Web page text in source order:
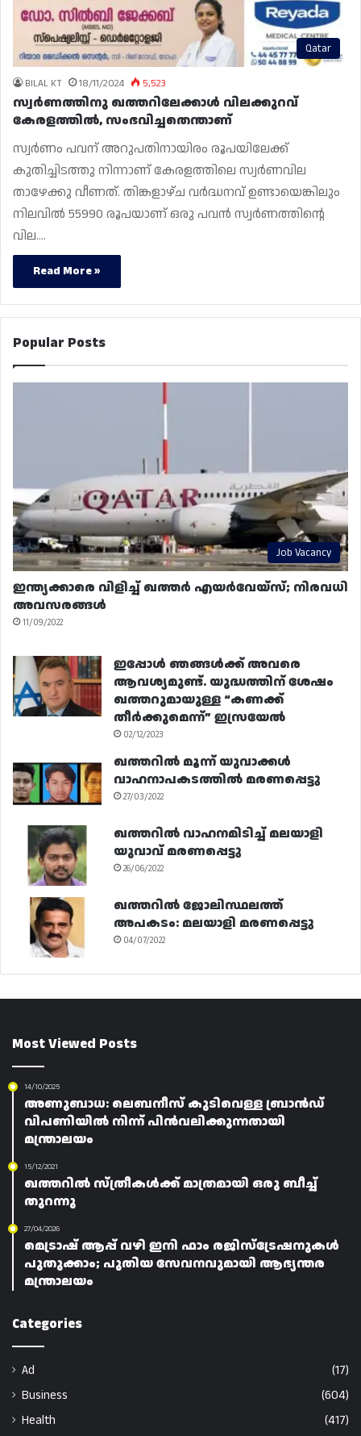
Qatar
BILAL KT 18/11/2024 5,523
സ്വർണത്തിനു ഖത്തറിലേക്കാൾ വിലക്കുറവ്
കേരളത്തിൽ, സംഭവിച്ചതെന്താണ്
സ്വർണം പവന് അറുപതിനായിരം രൂപയിലേക്ക്
കുതിച്ചിടത്തു നിന്നാണ് കേരളത്തിലെ സ്വർണവില
താഴേക്കു വീണത്. തിങ്കളാഴ്‌ച വർദ്ധനവ് ഉണ്ടായെങ്കിലും
നിലവിൽ 55990 രൂപയാണ് ഒരു പവൻ സ്വർണത്തിന്റെ
വില.…
Read More »
Popular Posts
Job Vacancy
ഇന്ത്യക്കാരെ വിളിച്ച് ഖത്തർ എയർവേയ്‌സ്; നിരവധി
അവസരങ്ങൾ
11/09/2022
ഇപ്പോൾ ഞങ്ങൾക്ക് അവരെ
ആവശ്യമുണ്ട്. യുദ്ധത്തിന് ശേഷം
ഖത്തറുമായുള്ള “കണക്ക്
തീർക്കുമെന്ന്” ഇസ്രയേൽ
02/12/2023
ഖത്തറിൽ മൂന്ന് യുവാക്കൾ
വാഹനാപകടത്തിൽ മരണപ്പെട്ടു
27/03/2022
ഖത്തറിൽ വാഹനമിടിച്ച് മലയാളി
യുവാവ് മരണപ്പെട്ടു
26/06/2022
ഖത്തറിൽ ജോലിസ്ഥലത്ത്
അപകടം: മലയാളി മരണപ്പെട്ടു
04/07/2022
Most Viewed Posts
14/10/2025
അണുബാധ: ലെബനീസ് കുടിവെള്ള ബ്രാൻഡ്
വിപണിയിൽ നിന്ന് പിൻവലിക്കുന്നതായി
മന്ത്രാലയം
15/12/2021
ഖത്തറിൽ സ്ത്രീകൾക്ക് മാത്രമായി ഒരു ബീച്ച്
തുറന്നു
27/04/2026
മെട്രാഷ് ആപ്പ് വഴി ഇനി ഫാം രജിസ്‌ട്രേഷനുകൾ
പുതുക്കാം; പുതിയ സേവനവുമായി ആഭ്യന്തര
മന്ത്രാലയം
Categories
Ad
(17)
Business
(604)
Health
(417)